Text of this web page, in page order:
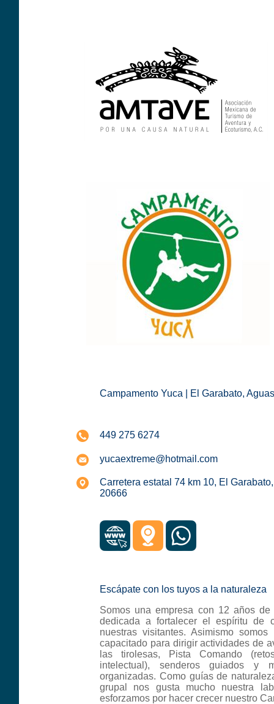
Campamento Yuca | El Garabato,
449 275 6274
yucaextreme@hotmail.com
Carretera estatal 74 km 10, El
20666
Escápate con los tuyos a la naturaleza
Somos una empresa con 12 años
dedicada a fortalecer el espíritu de
nuestras visitantes. Asimismo
capacitado para dirigir actividades de
las tirolesas, Pista Comando
intelectual), senderos guiados y
organizadas. Como guías de
grupal nos gusta mucho nuestra
esforzamos por hacer crecer nuestro